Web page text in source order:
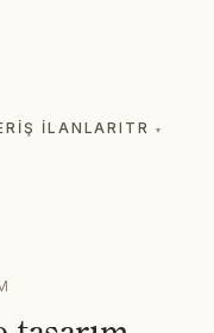
İŞ İLANLARI TR ▾